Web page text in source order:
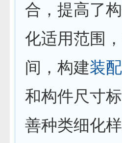
合，提高了
化适用范围
间，构建装
和构件尺寸
善种类细化